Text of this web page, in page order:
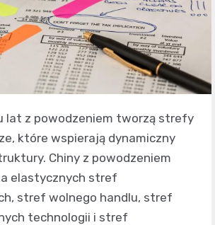
lat z powodzeniem tworzą strefy
które wspierają dynamiczny
Chiny z powodzeniem
elastycznych stref
stref wolnego handlu, stref
technologii i stref